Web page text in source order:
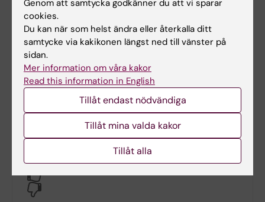
Ulrika Lögdberg
Postdoktor
Telefon:
+46852486415
ulrika.logdberg@ki.se
Hade du nytta av informationen på denna sida?
Yes
Genom att samtycka godkänner du att vi sparar
cookies.
Du kan när som helst ändra eller återkalla ditt
samtycke via kakikonen längst ned till vänster på
sidan.
Mer information om våra kakor
Read this information in English
Tillåt endast nödvändiga
Tillåt mina valda kakor
Tillåt alla